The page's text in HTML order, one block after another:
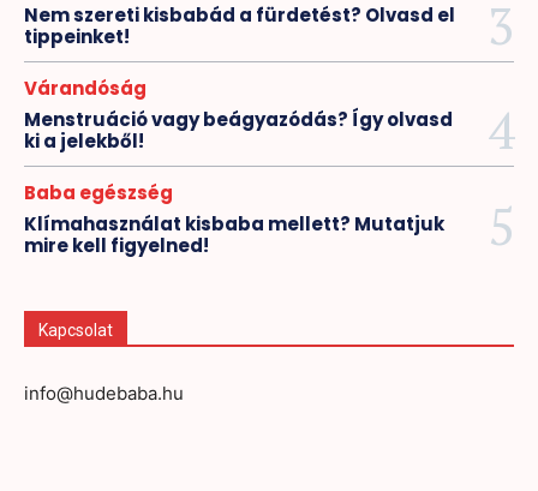
Nem szereti kisbabád a fürdetést? Olvasd el
tippeinket!
Várandóság
Menstruáció vagy beágyazódás? Így olvasd
ki a jelekből!
Baba egészség
Klímahasználat kisbaba mellett? Mutatjuk
mire kell figyelned!
Kapcsolat
info@hudebaba.hu